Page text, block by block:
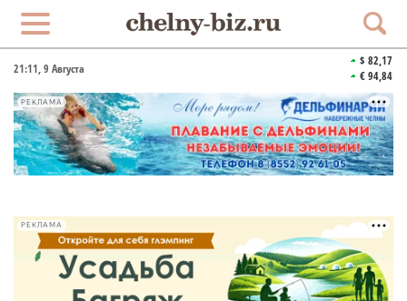
21:11, 9 Августа
$ 82,17
€ 94,84
РЕКЛАМА
РЕКЛАМА